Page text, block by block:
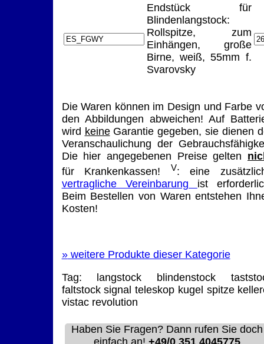
Endstück für
Blindenlangstock:
Rollspitze, zum
Einhängen, große
Birne, weiß, 55mm f.
Svarovsky
Die Waren können im Design und Farbe
den Abbildungen abweichen! Auf
wird keineGarantie gegeben, sie dienen
Veranschaulichung der
Die hier angegebenen Preise gelten
für Krankenkassen!
V: eine
vertragliche Vereinbarung ist
Beim Bestellen von Waren entstehen
Kosten!
»weitere Produkte dieser Kategorie
Tag:
langstock blindenstock
faltstocksignal teleskop kugel spitze
vistacrevolution
Haben Sie Fragen? Dann rufen Sie doch